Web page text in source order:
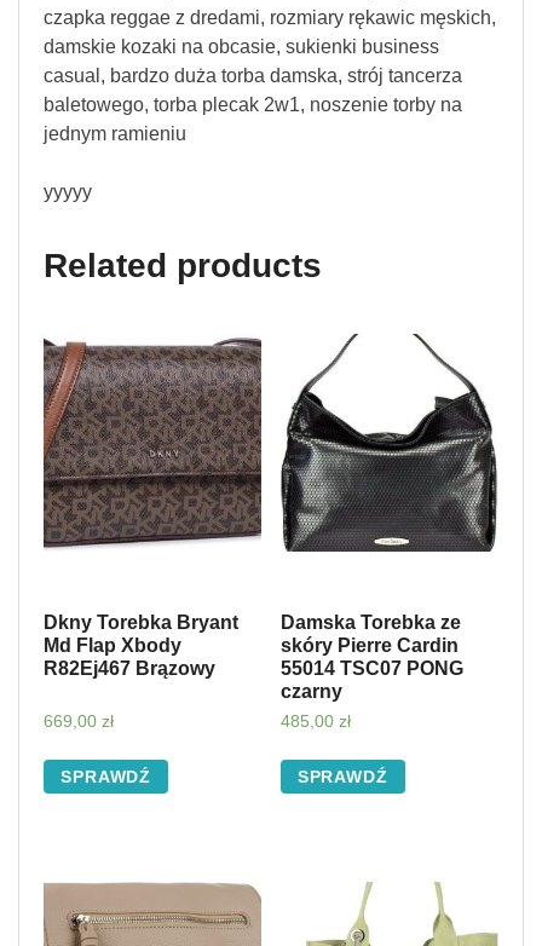
czapka reggae z dredami, rozmiary rękawic męskich,
damskie kozaki na obcasie, sukienki business
casual, bardzo duża torba damska, strój tancerza
baletowego, torba plecak 2w1, noszenie torby na
jednym ramieniu
yyyyy
Related products
Dkny Torebka Bryant
Md Flap Xbody
R82Ej467 Brązowy
669,00 zł
SPRAWDŹ
Damska Torebka ze
skóry Pierre Cardin
55014 TSC07 PONG
czarny
485,00 zł
SPRAWDŹ